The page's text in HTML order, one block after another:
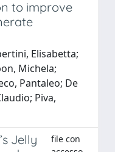
to improve
Elisabetta;
Michela;
Pantaleo; De
Piva,
Jelly
file con